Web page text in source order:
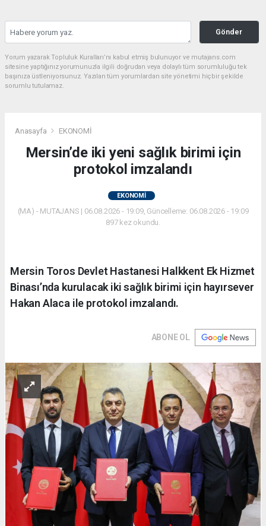
Gönder
Yorum yazarak Topluluk Kuralları’nı kabul etmiş bulunuyor ve mutajans.com
sitesine yaptığınız yorumunuzla ilgili doğrudan veya dolaylı tüm sorumluluğu tek
başınıza üstleniyorsunuz. Yazılan tüm yorumlardan site yönetimi hiçbir şekilde
sorumlu tutulamaz.
Anasayfa EKONOMİ
Mersin’de iki yeni sağlık birimi için
protokol imzalandı
EKONOMİ
(MA) - MUTAJANS | 06.08.2026 - 19:09, Güncelleme: 06.08.2026 - 19:09
897 kez okundu.
Mersin Toros Devlet Hastanesi Halkkent Ek Hizmet
Binası’nda kurulacak iki sağlık birimi için hayırsever
Hakan Alaca ile protokol imzalandı.
ABONE OL